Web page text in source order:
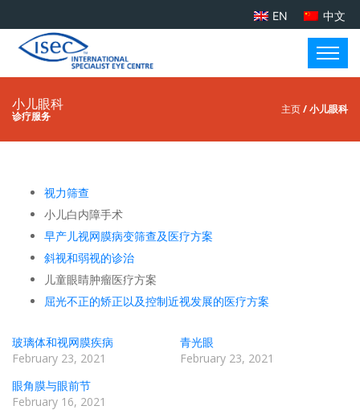
EN 中文
小儿眼科
诊疗服务
主页/ 小儿眼科
视力筛查
小儿白内障手术
早产儿视网膜病变筛查及医疗方案
斜视和弱视的诊治
儿童眼睛肿瘤医疗方案
屈光不正的矫正以及控制近视发展的医疗方案
玻璃体和视网膜疾病
February 23, 2021
青光眼
February 23, 2021
眼角膜与眼前节
February 16, 2021